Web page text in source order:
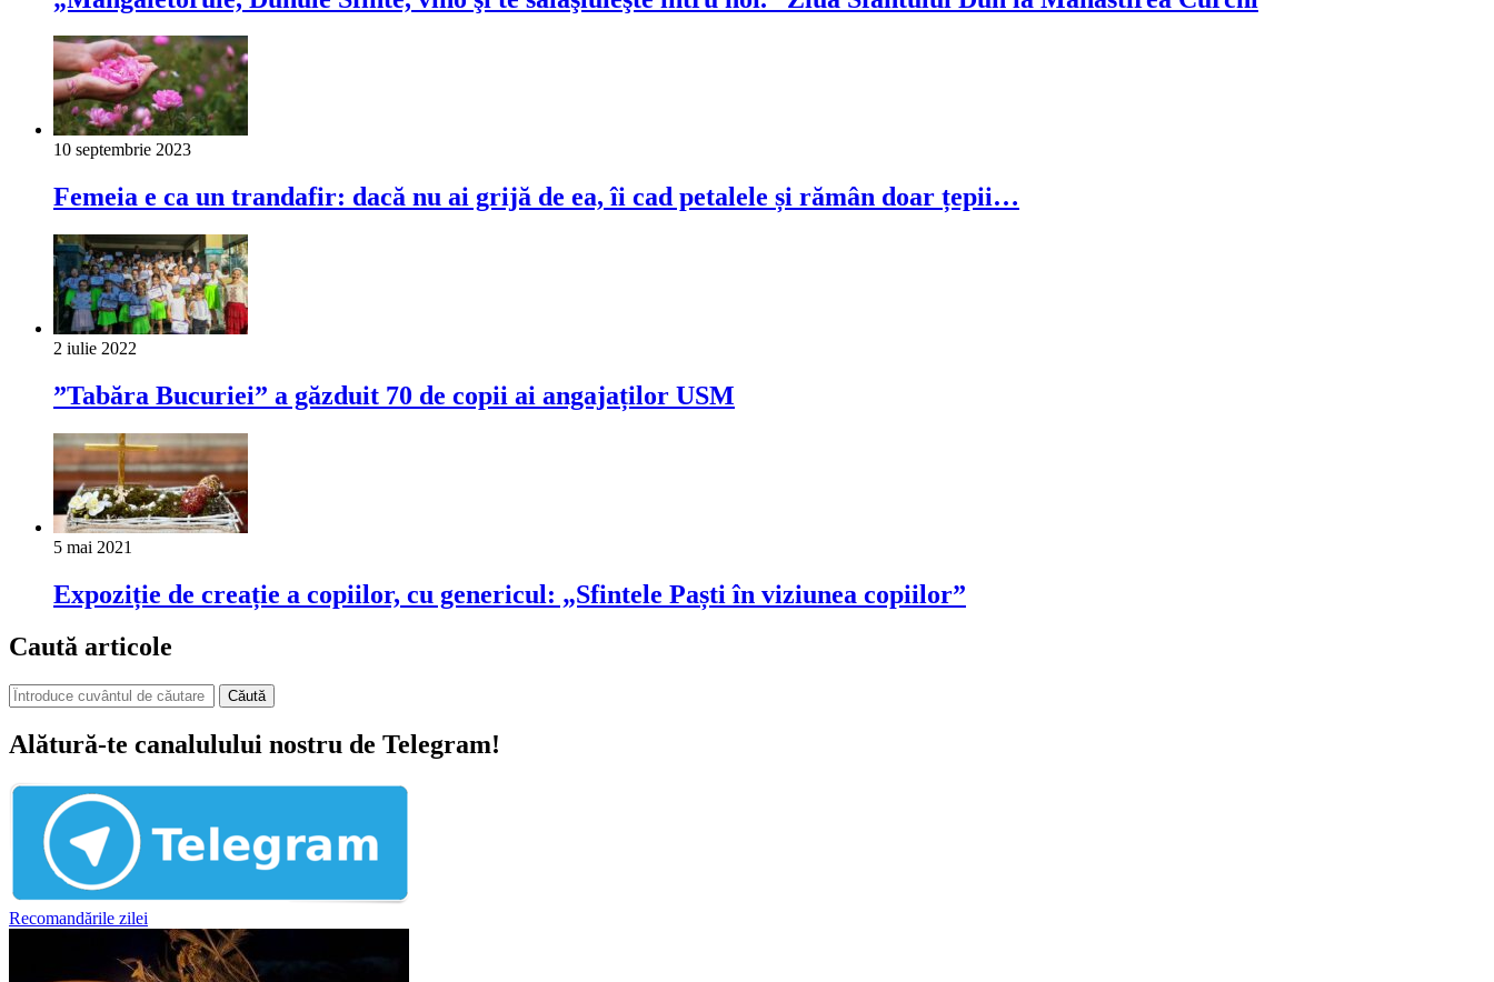
10 septembrie 2023
Femeia e ca un trandafir: dacă nu ai grijă de ea, îi cad petalele și rămân doar țepii…
2 iulie 2022
”Tabăra Bucuriei” a găzduit 70 de copii ai angajaților USM
5 mai 2021
Expoziție de creație a copiilor, cu genericul: „Sfintele Paști în viziunea copiilor”
Caută articole
Căută
Alătură-te canalulului nostru de Telegram!
Recomandările zilei